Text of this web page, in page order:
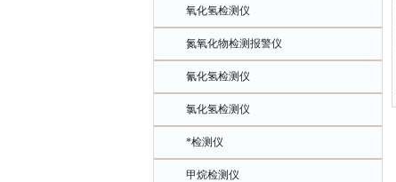
氧化氢检测仪
氮氧化物检测报警仪
氰化氢检测仪
氯化氢检测仪
*检测仪
甲烷检测仪